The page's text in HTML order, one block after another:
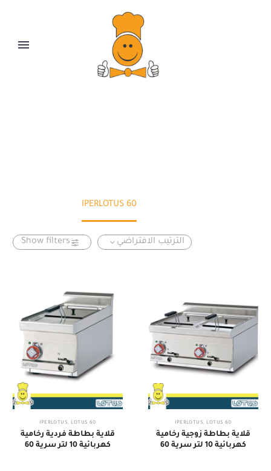
60 IPERLOTUS
Show filters الترتيب الافتراضي
60 IPERLOTUS
, LOTUS
قلاية بطاطة زوجية رخامية
كهربائية 10 لتر سرية 60
60 IPERLOTUS
, LOTUS
قلاية بطاطة فردية رخامية
كهربائية 10 لتر سرية 60